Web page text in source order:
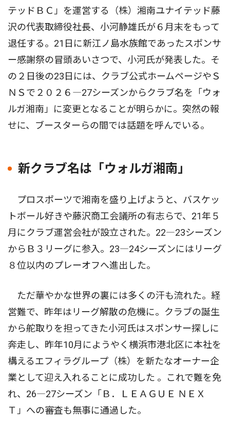
テッドＢＣ」を運営する（株）湘南ユナイテッド藤
沢の代表取締役社長、小河静雄氏が６月末をもって
退任する。21日に新江ノ島水族館であったスポンサ
ー感謝祭の冒頭あいさつで、小河氏が発表した。そ
の２日後の23日には、クラブ公式ホームページやＳ
ＮＳで２０２６―27シーズンからクラブ名を「ウォ
ルガ湘南」に変更となることが明らかに。突然の報
せに、ブースターらの間では話題を呼んでいる。
新クラブ名は「ウォルガ湘南」
プロスポーツで湘南を盛り上げようと、バスケッ
トボール好きや藤沢商工会議所の有志らで、21年５
月にクラブ運営会社が設立された。22―23シーズン
からＢ３リーグに参入。23―24シーズンにはリーグ
８位以内のプレーオフへ進出した。
ただ華やかな世界の裏には多くの汗も流れた。経
営難で、昨年はリーグ解散の危機に。クラブの誕生
から舵取りを担ってきた小河氏はスポンサー探しに
奔走し、昨年10月にようやく横浜市港北区に本社を
構えるエフィラグループ（株）を新たなオーナー企
業として迎え入れることに成功した 。これで難を免
れ、26―27シーズン「Ｂ．ＬＥＡＧＵＥ ＮＥＸ
Ｔ」への審査も無事に通過した。